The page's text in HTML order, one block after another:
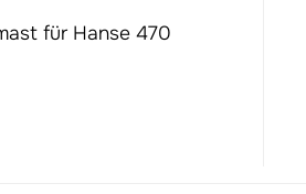
für Hanse 470